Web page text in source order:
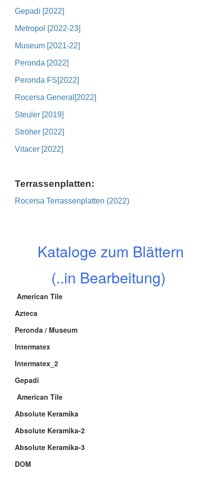
Gepadi [2022]
Metropol [2022-23]
Museum [2021-22]
Peronda [2022]
Peronda FS[2022]
Rocersa General[2022]
Steuler [2019]
Ströher [2022]
Vitacer [2022]
Terrassenplatten:
Rocersa Terrassenplatten (2022)
Kataloge zum Blättern
(..in Bearbeitung)
American Tile
Azteca
Peronda / Museum
Intermatex
Intermatex_2
Gepadi
American Tile
Absolute Keramika
Absolute Keramika-2
Absolute Keramika-3
DOM